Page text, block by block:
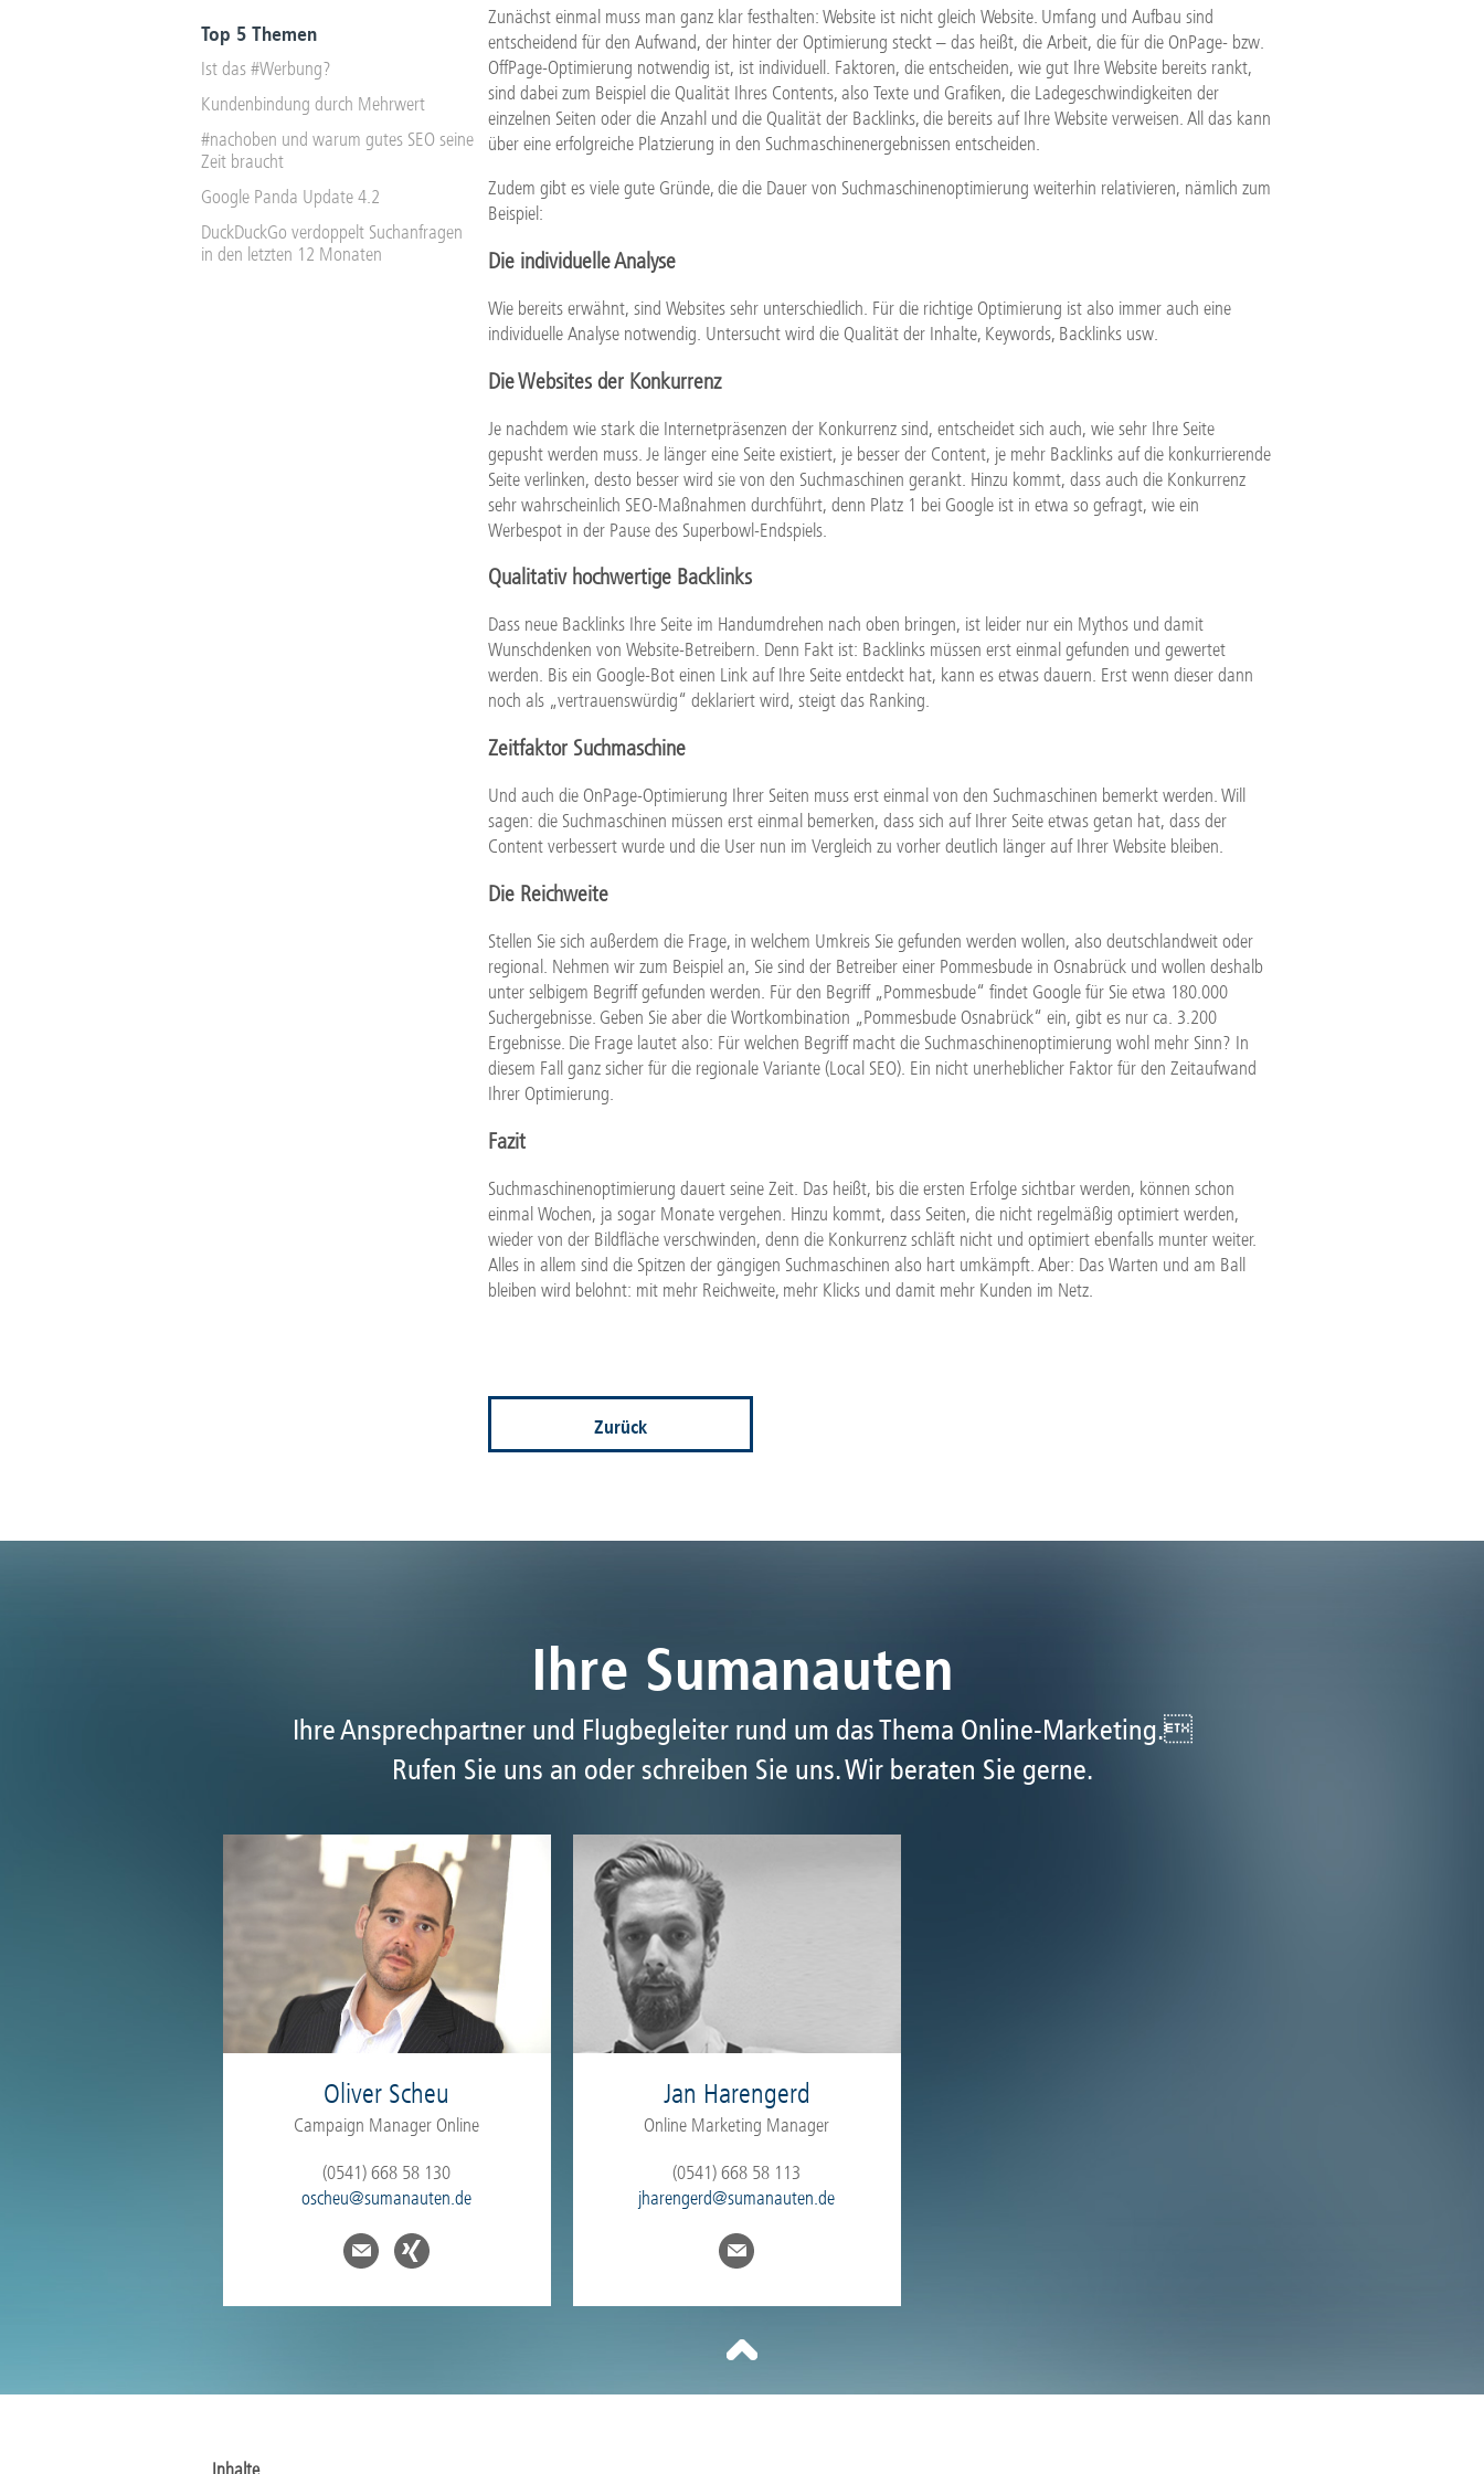
Zunächst einmal muss man ganz klar festhalten: Website ist nicht gleich Website. Umfang und Aufbau sind
entscheidend für den Aufwand, der hinter der Optimierung steckt – das heißt, die Arbeit, die für die OnPage- bzw.
OffPage-Optimierung notwendig ist, ist individuell. Faktoren, die entscheiden, wie gut Ihre Website bereits rankt,
sind dabei zum Beispiel die Qualität Ihres Contents, also Texte und Grafiken, die Ladegeschwindigkeiten der
einzelnen Seiten oder die Anzahl und die Qualität der Backlinks, die bereits auf Ihre Website verweisen. All das kann
über eine erfolgreiche Platzierung in den Suchmaschinenergebnissen entscheiden.
Zudem gibt es viele gute Gründe, die die Dauer von Suchmaschinenoptimierung weiterhin relativieren, nämlich zum
Beispiel:
Die individuelle Analyse
Wie bereits erwähnt, sind Websites sehr unterschiedlich. Für die richtige Optimierung ist also immer auch eine
individuelle Analyse notwendig. Untersucht wird die Qualität der Inhalte, Keywords, Backlinks usw.
Die Websites der Konkurrenz
Je nachdem wie stark die Internetpräsenzen der Konkurrenz sind, entscheidet sich auch, wie sehr Ihre Seite
gepusht werden muss. Je länger eine Seite existiert, je besser der Content, je mehr Backlinks auf die konkurrierende
Seite verlinken, desto besser wird sie von den Suchmaschinen gerankt. Hinzu kommt, dass auch die Konkurrenz
sehr wahrscheinlich SEO-Maßnahmen durchführt, denn Platz 1 bei Google ist in etwa so gefragt, wie ein
Werbespot in der Pause des Superbowl-Endspiels.
Qualitativ hochwertige Backlinks
Dass neue Backlinks Ihre Seite im Handumdrehen nach oben bringen, ist leider nur ein Mythos und damit
Wunschdenken von Website-Betreibern. Denn Fakt ist: Backlinks müssen erst einmal gefunden und gewertet
werden. Bis ein Google-Bot einen Link auf Ihre Seite entdeckt hat, kann es etwas dauern. Erst wenn dieser dann
noch als „vertrauenswürdig“ deklariert wird, steigt das Ranking.
Zeitfaktor Suchmaschine
Und auch die OnPage-Optimierung Ihrer Seiten muss erst einmal von den Suchmaschinen bemerkt werden. Will
sagen: die Suchmaschinen müssen erst einmal bemerken, dass sich auf Ihrer Seite etwas getan hat, dass der
Content verbessert wurde und die User nun im Vergleich zu vorher deutlich länger auf Ihrer Website bleiben.
Die Reichweite
Stellen Sie sich außerdem die Frage, in welchem Umkreis Sie gefunden werden wollen, also deutschlandweit oder
regional. Nehmen wir zum Beispiel an, Sie sind der Betreiber einer Pommesbude in Osnabrück und wollen deshalb
unter selbigem Begriff gefunden werden. Für den Begriff „Pommesbude“ findet Google für Sie etwa 180.000
Suchergebnisse. Geben Sie aber die Wortkombination „Pommesbude Osnabrück“ ein, gibt es nur ca. 3.200
Ergebnisse. Die Frage lautet also: Für welchen Begriff macht die Suchmaschinenoptimierung wohl mehr Sinn? In
diesem Fall ganz sicher für die regionale Variante (Local SEO). Ein nicht unerheblicher Faktor für den Zeitaufwand
Ihrer Optimierung.
Fazit
Suchmaschinenoptimierung dauert seine Zeit. Das heißt, bis die ersten Erfolge sichtbar werden, können schon
einmal Wochen, ja sogar Monate vergehen. Hinzu kommt, dass Seiten, die nicht regelmäßig optimiert werden,
wieder von der Bildfläche verschwinden, denn die Konkurrenz schläft nicht und optimiert ebenfalls munter weiter.
Alles in allem sind die Spitzen der gängigen Suchmaschinen also hart umkämpft. Aber: Das Warten und am Ball
bleiben wird belohnt: mit mehr Reichweite, mehr Klicks und damit mehr Kunden im Netz.
Zurück
Top 5 Themen
Ist das #Werbung?
Kundenbindung durch Mehrwert
#nachoben und warum gutes SEO seine
Zeit braucht
Google Panda Update 4.2
DuckDuckGo verdoppelt Suchanfragen
in den letzten 12 Monaten
Ihre Sumanauten
Ihre Ansprechpartner und Flugbegleiter rund um das Thema Online-Marketing.
Rufen Sie uns an oder schreiben Sie uns. Wir beraten Sie gerne.
Oliver Scheu
Campaign Manager Online
(0541) 668 58 130
oscheu@sumanauten.de
Jan Harengerd
Online Marketing Manager
(0541) 668 58 113
jharengerd@sumanauten.de
Inhalte